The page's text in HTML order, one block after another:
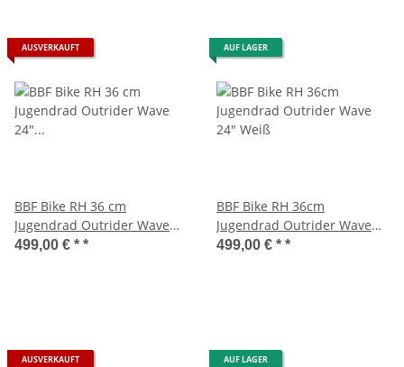
AUSVERKAUFT
BBF Bike RH 36 cm
Jugendrad Outrider Wave
24" türkis
499,00 € * *
AUF LAGER
BBF Bike RH 36cm
Jugendrad Outrider Wave
24" Weiß
499,00 € * *
AUSVERKAUFT AUF LAGER